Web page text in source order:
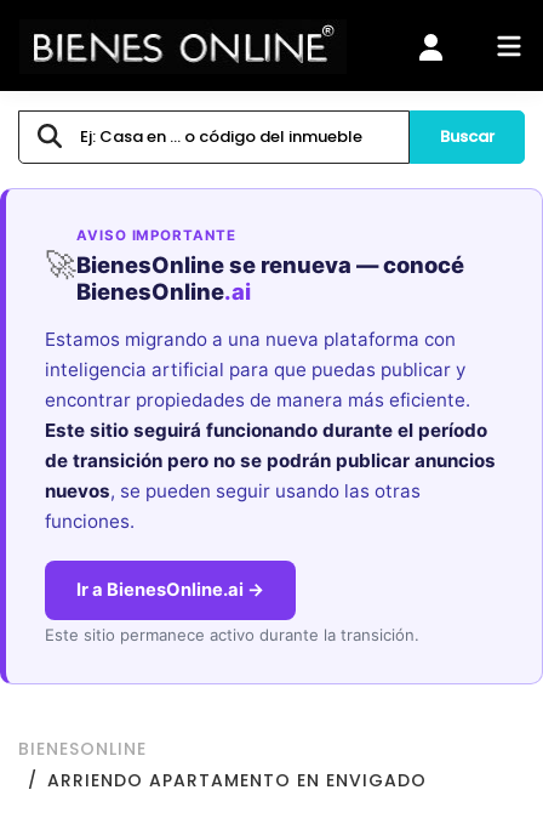
Buscar
🚀
AVISO IMPORTANTE
BienesOnline se renueva — conocé
BienesOnline.ai
Estamos migrando a una nueva plataforma con
inteligencia artificial para que puedas publicar y
encontrar propiedades de manera más eficiente.
Este sitio seguirá funcionando durante el período
de transición pero no se podrán publicar anuncios
nuevos, se pueden seguir usando las otras
funciones.
Ir a BienesOnline.ai →
Este sitio permanece activo durante la transición.
BIENESONLINE
ARRIENDO APARTAMENTO EN ENVIGADO